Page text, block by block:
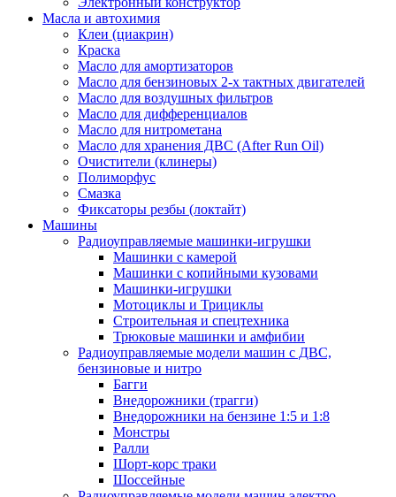
Масла и автохимия
Клеи (циакрин)
Краска
Масло для амортизаторов
Масло для бензиновых 2-х тактных двигателей
Масло для воздушных фильтров
Масло для дифференциалов
Масло для нитрометана
Масло для хранения ДВС (After Run Oil)
Очистители (клинеры)
Полиморфус
Смазка
Фиксаторы резбы (локтайт)
Машины
Радиоуправляемые машинки-игрушки
Машинки с камерой
Машинки с копийными кузовами
Машинки-игрушки
Мотоциклы и Трициклы
Строительная и спецтехника
Трюковые машинки и амфибии
Радиоуправляемые модели машин с ДВС,
бензиновые и нитро
Багги
Внедорожники (трагги)
Внедорожники на бензине 1:5 и 1:8
Монстры
Ралли
Шорт-корс траки
Шоссейные